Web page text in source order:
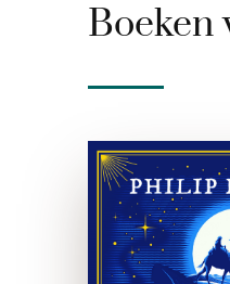
Boeken
Het